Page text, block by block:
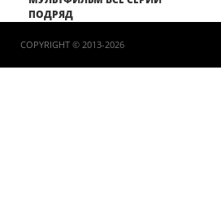
ПОДРЯД
COPYRIGHT © 2013-2026